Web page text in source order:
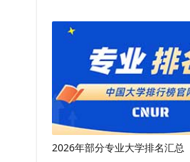
2026年部分专业大学排名汇总